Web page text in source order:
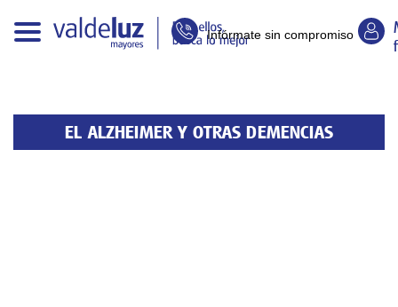
Infórmate sin compromiso
EL ALZHEIMER Y OTRAS DEMENCIAS